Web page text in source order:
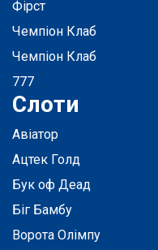
Фірст
Чемпіон Клаб
Чемпіон Клаб
777
Слоти
Авіатор
Ацтек Голд
Бук оф Деад
Біг Бамбу
Ворота Олімпу